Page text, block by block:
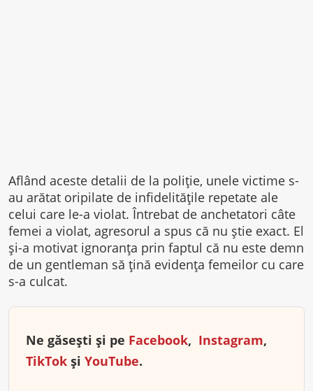
Aflând aceste detalii de la poliţie, unele victime s-
au arătat oripilate de infidelităţile repetate ale
celui care le-a violat. Întrebat de anchetatori câte
femei a violat, agresorul a spus că nu ştie exact. El
şi-a motivat ignoranţa prin faptul că nu este demn
de un gentleman să ţină evidenţa femeilor cu care
s-a culcat.
Ne găsești și pe Facebook, Instagram,
TikTok și YouTube.